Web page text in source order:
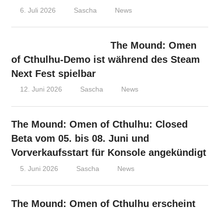
6. Juli 2026 Sascha News
The Mound: Omen
of Cthulhu-Demo ist während des Steam
Next Fest spielbar
12. Juni 2026 Sascha News
The Mound: Omen of Cthulhu: Closed
Beta vom 05. bis 08. Juni und
Vorverkaufsstart für Konsole angekündigt
5. Juni 2026 Sascha News
The Mound: Omen of Cthulhu erscheint